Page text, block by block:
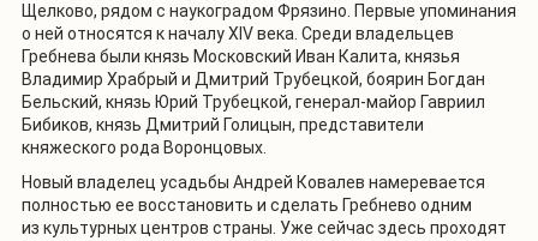
Щелково, рядом с наукоградом Фрязино. Первые упоминания
о ней относятся к началу XIV века. Среди владельцев
Гребнева были князь Московский Иван Калита, князья
Владимир Храбрый и Дмитрий Трубецкой, боярин Богдан
Бельский, князь Юрий Трубецкой, генерал-майор Гавриил
Бибиков, князь Дмитрий Голицын, представители
княжеского рода Воронцовых.
Новый владелец усадьбы Андрей Ковалев намеревается
полностью ее восстановить и сделать Гребнево одним
из культурных центров страны. Уже сейчас здесь проходят